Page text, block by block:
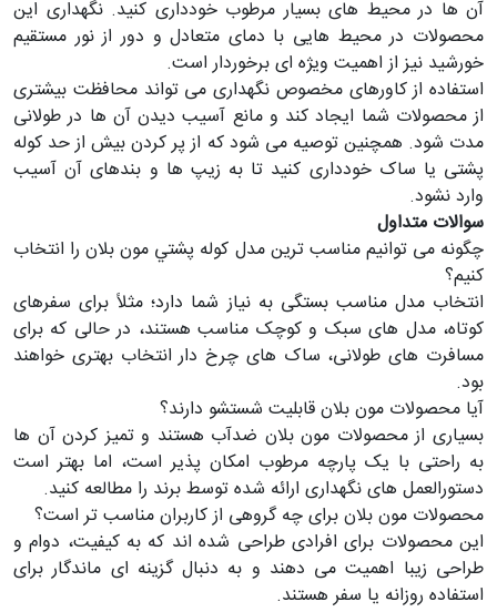
آن ها در محیط های بسیار مرطوب خودداری کنید. نگهداری این
محصولات در محیط هایی با دمای متعادل و دور از نور مستقیم
خورشید نیز از اهمیت ویژه ای برخوردار است.
استفاده از کاورهای مخصوص نگهداری می تواند محافظت بیشتری
از محصولات شما ایجاد کند و مانع آسیب دیدن آن ها در طولانی
مدت شود. همچنین توصیه می شود که از پر کردن بیش از حد کوله
پشتی یا ساک خودداری کنید تا به زیپ ها و بندهای آن آسیب
وارد نشود.
سوالات متداول
چگونه می توانیم مناسب ترین مدل كوله پشتي مون بلان را انتخاب
کنیم؟
انتخاب مدل مناسب بستگی به نیاز شما دارد؛ مثلاً برای سفرهای
کوتاه، مدل های سبک و کوچک مناسب هستند، در حالی که برای
مسافرت های طولانی، ساک های چرخ دار انتخاب بهتری خواهند
بود.
آیا محصولات مون بلان قابلیت شستشو دارند؟
بسیاری از محصولات مون بلان ضدآب هستند و تمیز کردن آن ها
به راحتی با یک پارچه مرطوب امکان پذیر است، اما بهتر است
دستورالعمل های نگهداری ارائه شده توسط برند را مطالعه کنید.
محصولات مون بلان برای چه گروهی از کاربران مناسب تر است؟
این محصولات برای افرادی طراحی شده اند که به کیفیت، دوام و
طراحی زیبا اهمیت می دهند و به دنبال گزینه ای ماندگار برای
استفاده روزانه یا سفر هستند.